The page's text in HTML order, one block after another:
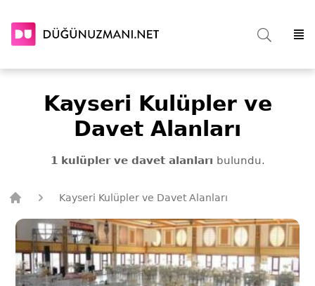
Kayseri Kulüpler ve
Davet Alanları
1 kulüpler ve davet alanları bulundu.
Kayseri Kulüpler ve Davet Alanları